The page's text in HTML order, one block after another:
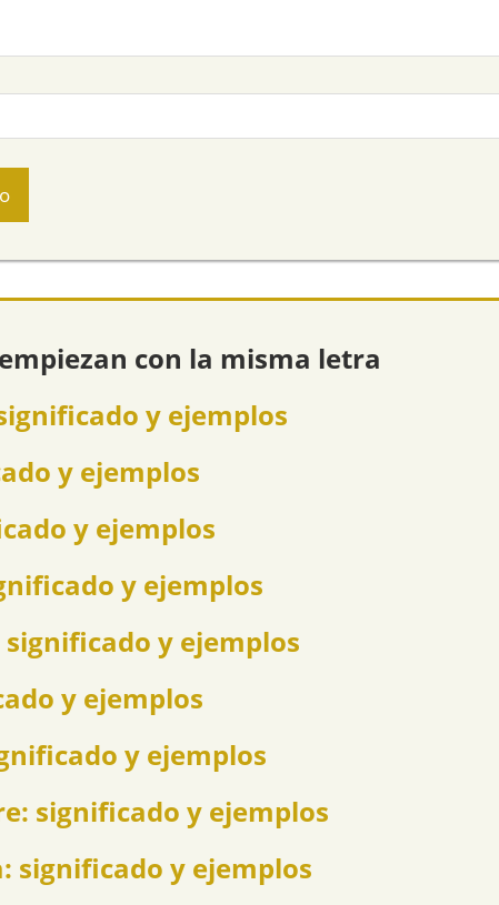
con la misma letra
y ejemplos
y ejemplos
y ejemplos
y ejemplos
y ejemplos
y ejemplos
y ejemplos
significado y ejemplos
significado y ejemplos